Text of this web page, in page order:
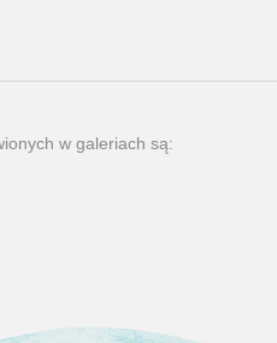
w galeriach są: